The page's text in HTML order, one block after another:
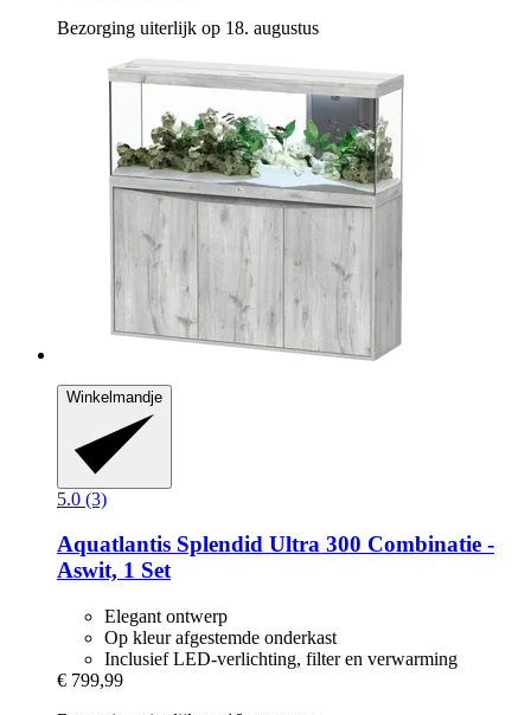
Bezorging uiterlijk op 18. augustus
Winkelmandje
5.0 (3)
Aquatlantis Splendid Ultra 300 Combinatie -​
Aswit, 1 Set
Elegant ontwerp
Op kleur afgestemde onderkast
Inclusief LED-verlichting, filter en verwarming
€ 799,99